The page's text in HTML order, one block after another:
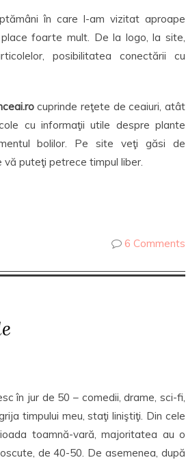
în care l-am vizitat aproape
foarte mult. De la logo, la site,
posibilitatea conectării cu
cuprinde reţete de ceaiuri, atât
cu informaţii utile despre plante
bolilor. Pe site veţi găsi de
vă puteţi petrece timpul liber.
6 Comments
în jur de 50 – comedii, drame, sci-fi,
timpului meu, staţi liniştiţi. Din cele
toamnă-vară, majoritatea au o
de 40-50. De asemenea, după